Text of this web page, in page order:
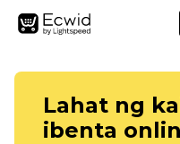
Lahat ng
ibenta